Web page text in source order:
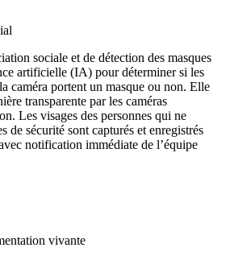
sociale et de détection des masques
artificielle (IA) pour déterminer si les
caméra portent un masque ou non. Elle
transparente par les caméras
Les visages des personnes qui ne
de sécurité sont capturés et enregistrés
notification immédiate de l’équipe
vivante